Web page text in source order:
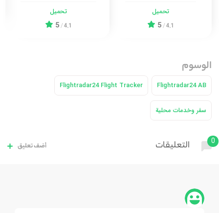
تحميل
4.1
/
5
تحميل
4.1
/
5
الوسوم
Flightradar24 AB
Flightradar24 Flight Tracker
سفر وخدمات محلية
0 التعليقات أضف تعليق